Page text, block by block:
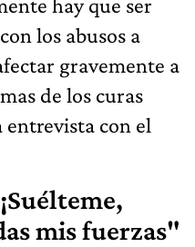
los abusos a
gravemente a
de los curas
con el
mis fuerzas"